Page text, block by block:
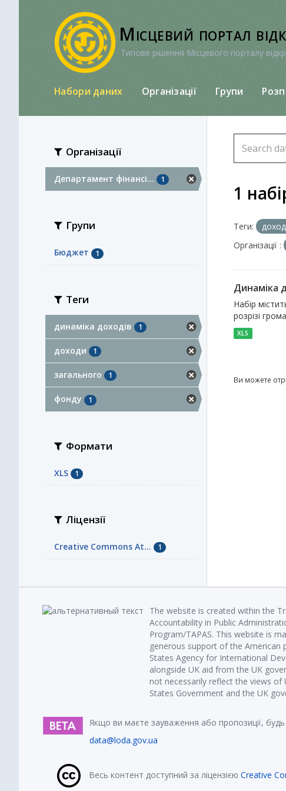
Місцевий портал
Типове рішення Місцевого порталу
Набори даних Організації Групи
Організації
Департамент фінансі... 1
Групи
Бюджет 1
Теги
динаміка доходів 1
доходи 1
загального 1
фонду 1
Формати
XLS 1
Ліцензії
Creative Commons At... 1
1
Теги:
Організації :
Динаміка
Набір
розрізі
XLS
Ви можете
The website is created within the
Accountability in Public
Program/TAPAS. This website is
generous support of the American
States Agency for International
alongside UK aid from the UK
not necessarily reflect the views of
States Government and the UK
Якщо ви маєте зауваження або пропозиції,
data@loda.gov.ua
Весь контент доступний за ліцензією Creative